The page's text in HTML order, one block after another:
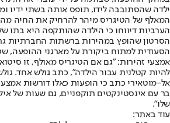
ילדה שהסתובבה לידו, תופס אותה בשתי ידיו
המאלף של הטיגריס מיהר להרחיק את החיה
הערביות דיווחו כי הילדה שהותקפה היא בתו
הסרטון שהופץ במהירות ברשתות החברתיות
הסעודית למתוח ביקורת על מארגני ההופעה,
אמצעי זהירות: "גם אם הטיגריס מאולף, זו
להיות קטלנית עבור הילדה", כתב גולש אחד.
אל-מוטאירי כתב כי הופעות כאלו דורשות
בר עם אינסטינקטים תוקפניים, גם שעות של
שלו".
עוד באתר: